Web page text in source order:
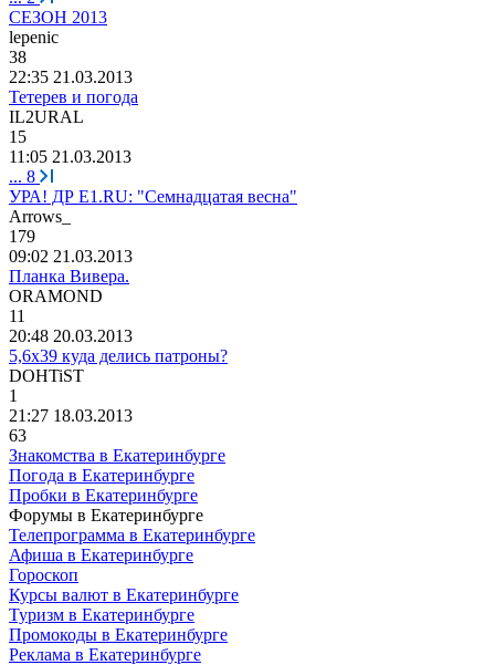
СЕЗОН 2013
lepenic
38
22:35 21.03.2013
Тетерев и погода
IL2URAL
15
11:05 21.03.2013
... 8
УРА! ДР Е1.RU: "Семнадцатая весна"
Arrows_
179
09:02 21.03.2013
Планка Вивера.
ORAMOND
11
20:48 20.03.2013
5,6х39 куда делись патроны?
DOHTiST
1
21:27 18.03.2013
63
Знакомства в Екатеринбурге
Погода в Екатеринбурге
Пробки в Екатеринбурге
Форумы в Екатеринбурге
Телепрограмма в Екатеринбурге
Афиша в Екатеринбурге
Гороскоп
Курсы валют в Екатеринбурге
Туризм в Екатеринбурге
Промокоды в Екатеринбурге
Реклама в Екатеринбурге